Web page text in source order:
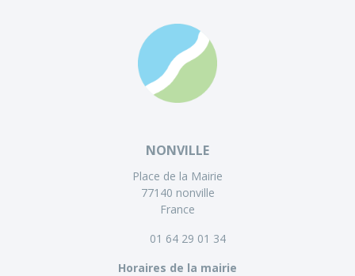
NONVILLE
Place de la Mairie
77140 nonville
France
01 64 29 01 34
Horaires de la mairie